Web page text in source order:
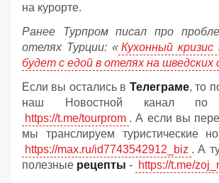
на курорте.
Ранее Турпром писал про
отелях Турции: « Кухонный
будет с едой в отелях на шведских
Если вы остались в Телеграме, то
наш Новостной канал по
https://t.me/tourprom . А если вы
мы транслируем туристические
https://max.ru/id7743542912_biz . А
полезные рецепты - https://t.me/